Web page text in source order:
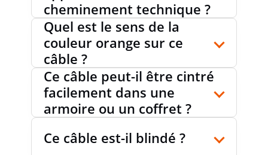
cheminement technique ?
Quel est le sens de la
couleur orange sur ce
câble ?
Ce câble peut-il être cintré
facilement dans une
armoire ou un coffret ?
Ce câble est-il blindé ?